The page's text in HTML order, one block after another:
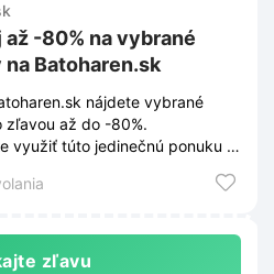
-80% na vybrané
Batoharen.sk
nájdete vybrané
zľavou až do -80%.
využiť túto jedinečnú ponuku a
zľavu